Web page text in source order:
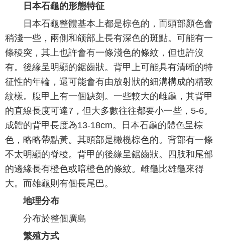
日本石龜的形態特征
日本石龜整體基本上都是棕色的，而頭部顏色會
稍淺一些，兩側和颌部上長有深色的斑點。可能有一
條稜突，其上也許會有一條淺色的條紋，但也許沒
有。後緣呈明顯的鋸齒狀。背甲上可能具有清晰的特
征性的年輪，還可能會有由放射狀的細溝構成的精致
紋樣。腹甲上有一個缺刻。一些較大的雌龜，其背甲
的直線長度可達7，但大多數往往都要小一些，5-6。
成體的背甲長度為13-18cm。日本石龜的體色呈棕
色，略略帶點黃。其頭部是橄榄棕色的。背部有一條
不太明顯的脊稜。背甲的後緣呈鋸齒狀。四肢和尾部
的邊緣長有橙色或暗橙色的條紋。雌龜比雄龜來得
大。而雄龜則有個長尾巴。
地理分布
分布於整個廣島
繁殖方式